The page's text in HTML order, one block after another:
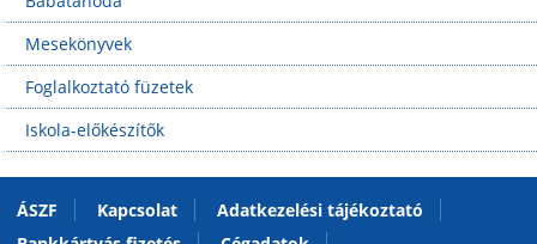
Mesekönyvek
Foglalkoztató füzetek
Iskola-előkészítők
ÁSZF Kapcsolat
Adatkezelési tájékoztató